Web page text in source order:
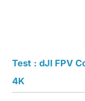
Test : dJI FPV
4K